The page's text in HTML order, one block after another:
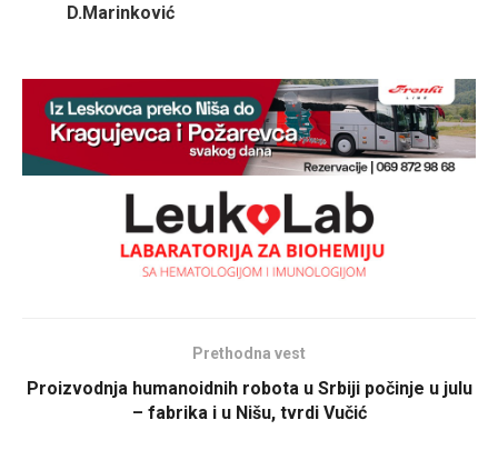
D.Marinković
Prethodna vest
Proizvodnja humanoidnih robota u Srbiji počinje u julu
– fabrika i u Nišu, tvrdi Vučić